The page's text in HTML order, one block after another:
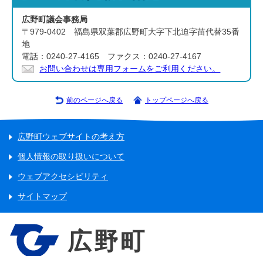
広野町議会事務局
〒979-0402 福島県双葉郡広野町大字下北迫字苗代替35番
地
電話：0240-27-4165 ファクス：0240-27-4167
お問い合わせは専用フォームをご利用ください。
前のページへ戻る トップページへ戻る
広野町ウェブサイトの考え方
個人情報の取り扱いについて
ウェブアクセシビリティ
サイトマップ
広野町